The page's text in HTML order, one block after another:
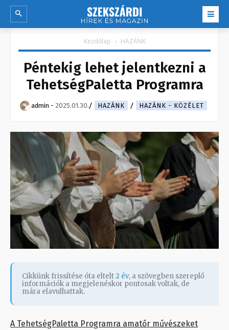
Kezdőlap HAZÁNK
Péntekig lehet jelentkezni a
TehetségPaletta Programra
admin - 2025.01.30. HAZÁNK HAZÁNK - KÖZÉLET
Cikkünk frissítése óta eltelt2 év, a szövegben szereplő
információk a megjelenéskor pontosak voltak, de
mára elavulhattak.
A TehetségPaletta Programra amatőr művészeket